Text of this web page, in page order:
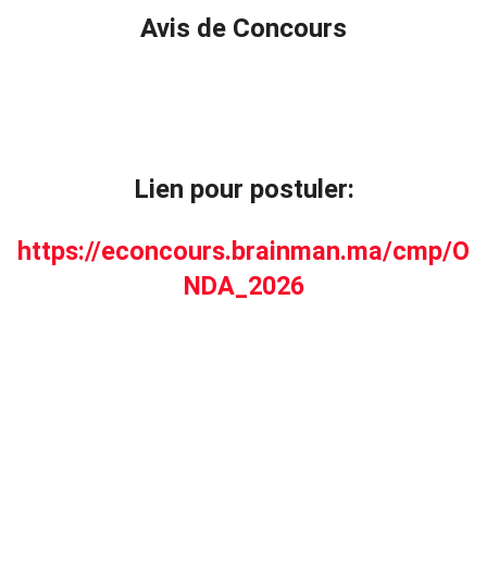
Avis de Concours
Lien pour postuler:
https://econcours.brainman.ma/cmp/O
NDA_2026